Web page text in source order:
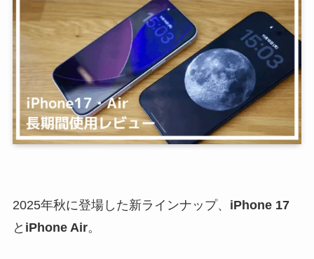
2025年秋に登場した新ラインナップ、 iPhone 17
と iPhone Air。